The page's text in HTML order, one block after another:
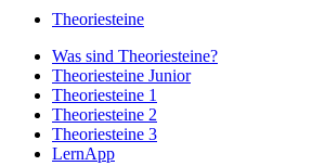
Theoriesteine
Was sind Theoriesteine?
Theoriesteine Junior
Theoriesteine 1
Theoriesteine 2
Theoriesteine 3
LernApp